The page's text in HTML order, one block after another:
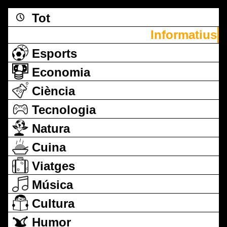
Tot
Informatius
Esports
Economia
Ciència
Tecnologia
Natura
Cuina
Viatges
Música
Cultura
Humor